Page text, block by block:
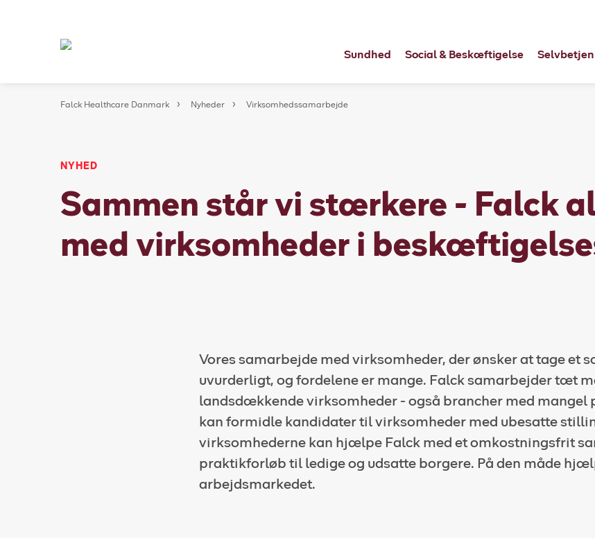
Sundhed Social & Beskæftigelse
Falck Healthcare Danmark Nyheder Virksomhedssamarbejde
NYHED
Sammen står vi stærkere - Falck
med virksomheder i
Vores samarbejde med virksomheder, der ønsker at tage et
uvurderligt, og fordelene er mange. Falck samarbejder tæt
landsdækkende virksomheder - også brancher med mangel
kan formidle kandidater til virksomheder med ubesatte
virksomhederne kan hjælpe Falck med et omkostningsfrit
praktikforløb til ledige og udsatte borgere. På den måde
arbejdsmarkedet.